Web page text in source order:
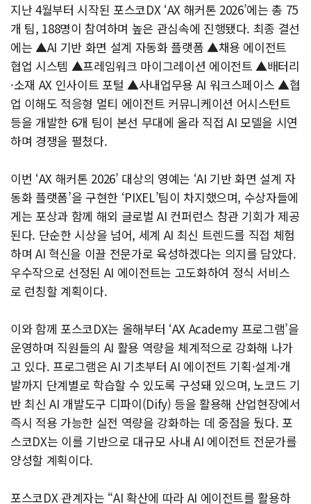
지난 4월부터 시작된 포스코DX ‘AX 해커톤 2026’에는 총 75
개 팀, 188명이 참여하며 높은 관심속에 진행됐다. 최종 결선
에는 ▲AI 기반 화면 설계 자동화 플랫폼 ▲채용 에이전트
협업 시스템 ▲프레임워크 마이그레이션 에이전트 ▲배터리
·소재 AX 인사이트 포털 ▲사내업무용 AI 워크스페이스 ▲협
업 이해도 적응형 멀티 에이전트 커뮤니케이션 어시스턴트
등을 개발한 6개 팀이 본선 무대에 올라 직접 AI 모델을 시연
하며 경쟁을 펼쳤다.
이번 ‘AX 해커톤 2026’ 대상의 영예는 ‘AI 기반 화면 설계 자
동화 플랫폼’을 구현한 ‘PIXEL’팀이 차지했으며, 수상자들에
게는 포상과 함께 해외 글로벌 AI 컨퍼런스 참관 기회가 제공
된다. 단순한 시상을 넘어, 세계 AI 최신 트렌드를 직접 체험
하며 AI 혁신을 이끌 전문가로 육성하겠다는 의지를 담았다.
우수작으로 선정된 AI 에이전트는 고도화하여 정식 서비스
로 런칭할 계획이다.
이와 함께 포스코DX는 올해부터 ‘AX Academy 프로그램’을
운영하며 직원들의 AI 활용 역량을 체계적으로 강화해 나가
고 있다. 프로그램은 AI 기초부터 AI 에이전트 기획·설계·개
발까지 단계별로 학습할 수 있도록 구성돼 있으며, 노코드 기
반 최신 AI 개발도구 디파이(Dify) 등을 활용해 산업현장에서
즉시 적용 가능한 실전 역량을 강화하는 데 중점을 뒀다. 포
스코DX는 이를 기반으로 대규모 사내 AI 에이전트 전문가를
양성할 계획이다.
포스코DX 관계자는 “AI 확산에 따라 AI 에이전트를 활용하